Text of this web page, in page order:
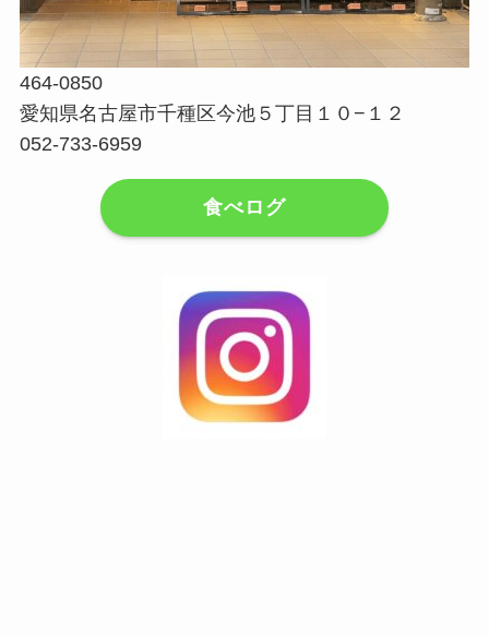
464-0850
愛知県名古屋市千種区今池５丁目１０−１２
052-733-6959
食べログ